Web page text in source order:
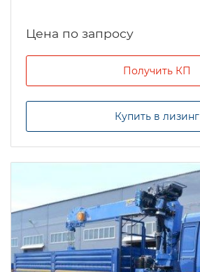
Цена по запросу
Получить КП
Купить в лизинг